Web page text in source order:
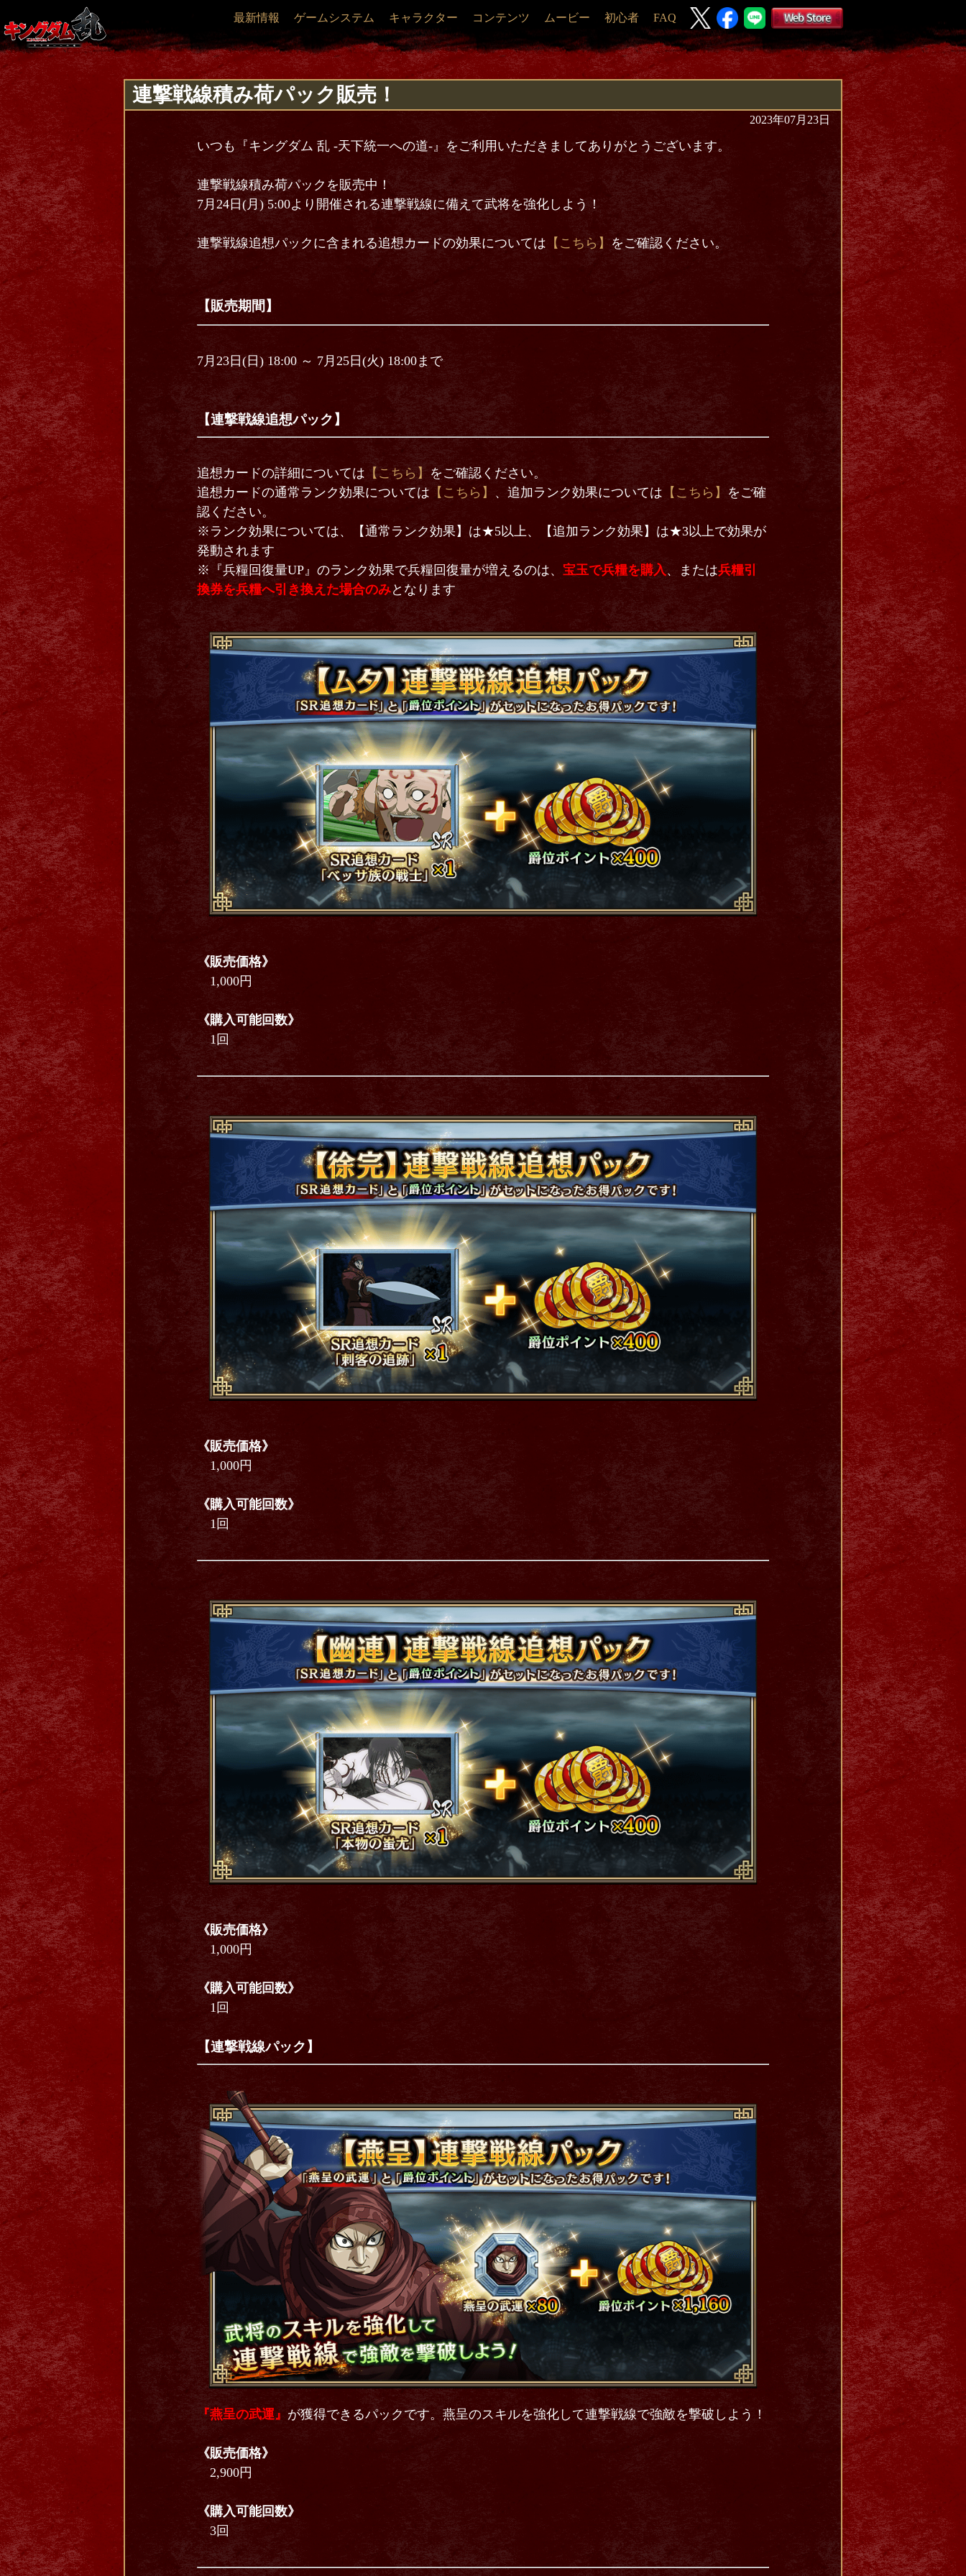
最新情報 ゲームシステム キャラクター コンテンツ ムービー 初心者 FAQ
連撃戦線積み荷パック販売！
2023年07月23日
いつも『キングダム 乱 -天下統一への道-』をご利用いただきましてありがとうございます。
連撃戦線積み荷パックを販売中！
7月24日(月) 5:00より開催される連撃戦線に備えて武将を強化しよう！
連撃戦線追想パックに含まれる追想カードの効果については 【こちら】 をご確認ください。
【販売期間】
7月23日(日) 18:00 ～ 7月25日(火) 18:00まで
【連撃戦線追想パック】
追想カードの詳細については 【こちら】 をご確認ください。
追想カードの通常ランク効果については 【こちら】 、追加ランク効果については 【こちら】
をご確
認ください。
※ランク効果については、【通常ランク効果】は★5以上、【追加ランク効果】は★3以上で効果が
発動されます
※『兵糧回復量UP』のランク効果で兵糧回復量が増えるのは、 宝玉で兵糧を購入、または兵糧引
換券を兵糧へ引き換えた場合のみとなります
《販売価格》
1,000円
《購入可能回数》
1回
《販売価格》
1,000円
《購入可能回数》
1回
《販売価格》
1,000円
《購入可能回数》
1回
【連撃戦線パック】
『燕呈の武運』 が獲得できるパックです。燕呈のスキルを強化して連撃戦線で強敵を撃破しよう！
《販売価格》
2,900円
《購入可能回数》
3回